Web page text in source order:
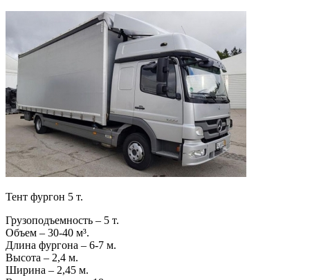
Тент фургон 5 т.
Грузоподъемность – 5 т.
Объем – 30-40 м³.
Длина фургона – 6-7 м.
Высота – 2,4 м.
Ширина – 2,45 м.